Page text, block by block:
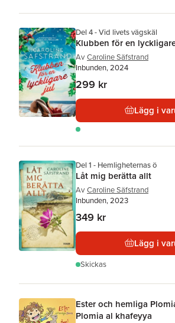
Del 4 - Vid livets vägskäl
Klubben för en
Av Caroline Säfstrand
Inbunden, 2024
299 kr
Lägg i
Del 1 - Hemligheternas ö
Låt mig berätta allt
Av Caroline Säfstrand
Inbunden, 2023
349 kr
Lägg i
Skickas
Ester och hemliga
Plomia al khafeyya